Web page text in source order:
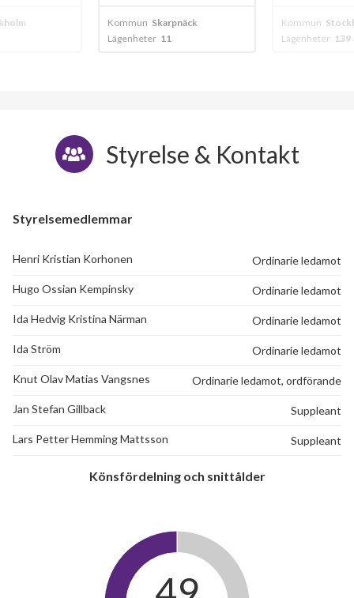
Kommun Skarpnäck
Lägenheter 11
Kommun
Lägenheter 139
Styrelse & Kontakt
Styrelsemedlemmar
Henri Kristian Korhonen Ordinarie ledamot
Hugo Ossian Kempinsky Ordinarie ledamot
Ida Hedvig Kristina Närman Ordinarie ledamot
Ida Ström Ordinarie ledamot
Knut Olav Matias Vangsnes Ordinarie ledamot, ordförande
Jan Stefan Gillback Suppleant
Lars Petter Hemming Mattsson Suppleant
Könsfördelning och snittålder